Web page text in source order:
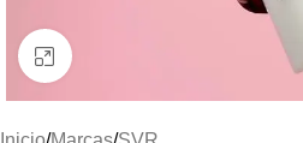
Clic para ampliar